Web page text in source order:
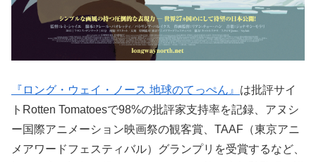
『ロング・ウェイ・ノース 地球のてっぺん』 は批評サイ
トRotten Tomatoesで98%の批評家支持率を記録、アヌシ
ー国際アニメーション映画祭の観客賞、TAAF（東京アニ
メアワードフェスティバル）グランプリを受賞するなど、